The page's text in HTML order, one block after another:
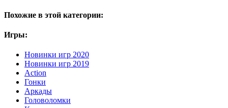
Похожие в этой категории:
Игры:
Новинки игр 2020
Новинки игр 2019
Action
Гонки
Аркады
Головоломки